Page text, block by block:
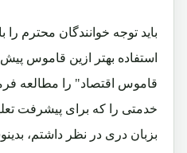
باید توجه خوانندگان محترم
استفاده بهتر ازین قاموس
قاموس اقتصاد" را مطالعه
خدمتی را که برای پیشرفت
بزبان دری در نظر داشتم،